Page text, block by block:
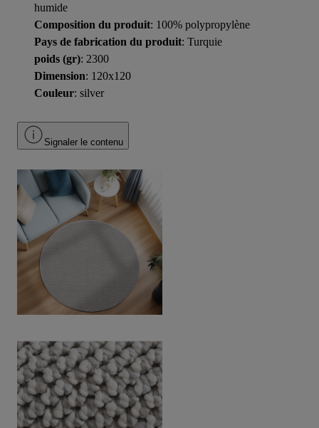
humide
Composition du produit: 100% polypropylène
Pays de fabrication du produit: Turquie
poids (gr): 2300
Dimension: 120x120
Couleur: silver
Signaler le contenu